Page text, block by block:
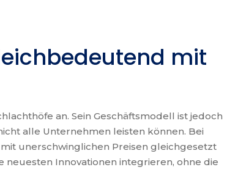
mit
an. Sein Geschäftsmodell ist jedoch
alle Unternehmen leisten können. Bei
unerschwinglichen Preisen gleichgesetzt
neuesten Innovationen integrieren, ohne die